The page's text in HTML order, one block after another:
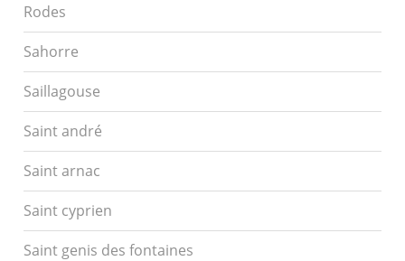
Rodes
Sahorre
Saillagouse
Saint andré
Saint arnac
Saint cyprien
Saint genis des fontaines